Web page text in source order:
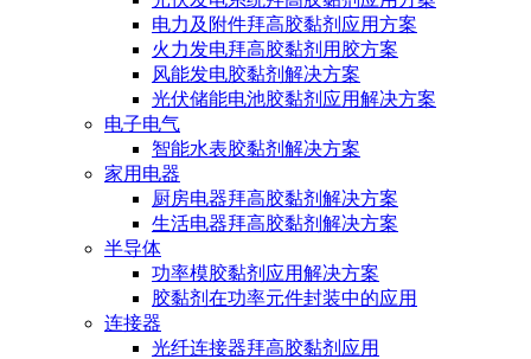
电力及附件拜高胶黏剂应用方案
火力发电拜高胶黏剂用胶方案
风能发电胶黏剂解决方案
光伏储能电池胶黏剂应用解决方案
电子电气
智能水表胶黏剂解决方案
家用电器
厨房电器拜高胶黏剂解决方案
生活电器拜高胶黏剂解决方案
半导体
功率模胶黏剂应用解决方案
胶黏剂在功率元件封装中的应用
连接器
光纤连接器拜高胶黏剂应用